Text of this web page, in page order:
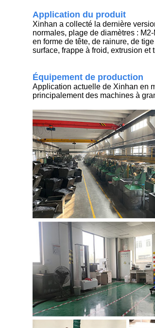
Application du produit
Xinhan a collecté la dernière
normales, plage de diamètres :
en forme de tête, de rainure, de
surface, frappe à froid, extrusion et
Équipement de production
Application actuelle de Xinhan en
principalement des machines à